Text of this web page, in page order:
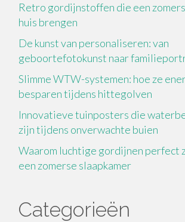
Retro gordijnstoffen die een
huis brengen
De kunst van personaliseren: van
geboortefotokunst naar
Slimme WTW-systemen: hoe ze
besparen tijdens hittegolven
Innovatieve tuinposters die
zijn tijdens onverwachte buien
Waarom luchtige gordijnen perfect
een zomerse slaapkamer
Categorieën